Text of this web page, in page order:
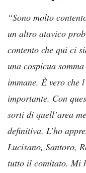
“Sono molto
un altro atavico
contento che qui ci
una cospicua
immane. È vero che
importante. Con
sorti di quell’area
definitiva. L’ho
Lucisano, Santoro,
tutto il comitato. Mi